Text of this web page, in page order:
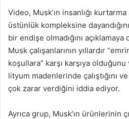
Video, Musk’ın insanlığı kurtarma
üstünlük kompleksine
bir endişe olmadığını
Musk çalışanlarının yıllardır
koşullara” karşı karşıya olduğunu
lityum madenlerinde çalıştığını
çok zarar verdiğini iddia ediyor.
Ayrıca grup, Musk’ın ürünlerinin